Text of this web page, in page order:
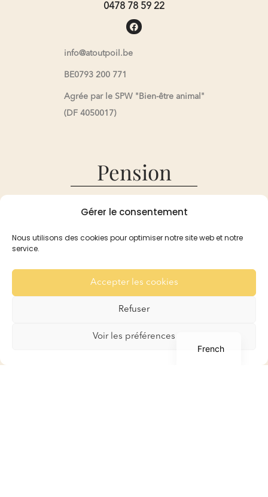
Gérer le consentement
Nous utilisons des cookies pour optimiser notre site web et notre
service.
Accepter les cookies
Refuser
Voir les préférences
0478 78 59 22
info@atoutpoil.be
BE0793 200 771
Agrée par le SPW "Bien-être animal"
(DF 4050017)
Pension
Pension
Recommandation
French